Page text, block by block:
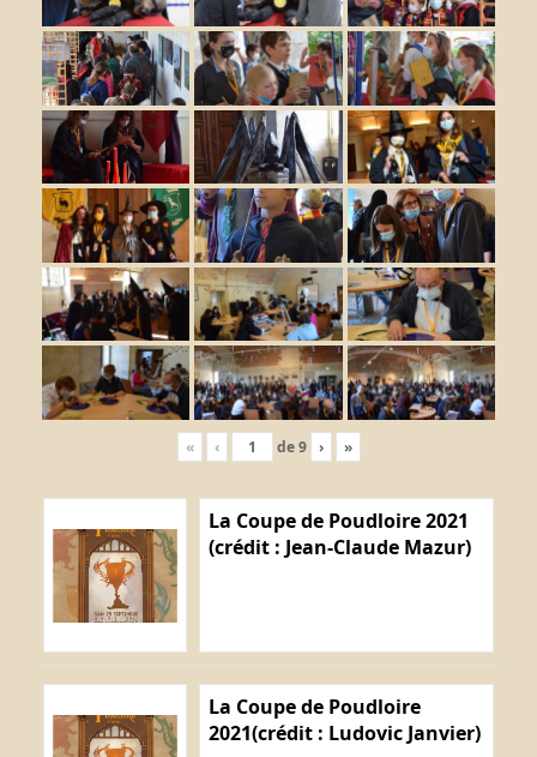
« ‹ de9 › »
La Coupe de Poudloire 2021
(crédit : Jean-Claude Mazur)
La Coupe de Poudloire
2021(crédit : Ludovic Janvier)